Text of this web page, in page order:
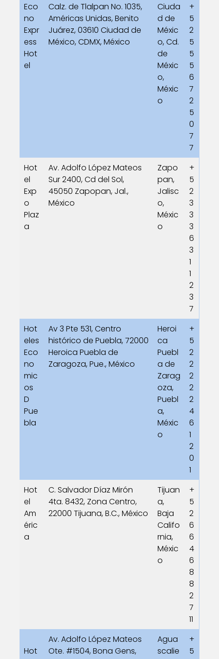
Eco
no
Expr
ess
Hot
el
Calz. de Tlalpan No. 1035,
Américas Unidas, Benito
Juárez, 03610 Ciudad de
México, CDMX, México
Ciuda
d de
Méxic
o, Cd.
de
Méxic
o,
Méxic
o
+
5
2
5
5
5
6
7
2
5
0
7
7
Hot
el
Exp
o
Plaz
a
Av. Adolfo López Mateos
Sur 2400, Cd del Sol,
45050 Zapopan, Jal.,
México
Zapo
pan,
Jalisc
o,
Méxic
o
+
5
2
3
3
3
6
3
1
1
2
3
7
Hot
eles
Eco
no
mic
os
D
Pue
bla
Av 3 Pte 531, Centro
histórico de Puebla, 72000
Heroica Puebla de
Zaragoza, Pue., México
Heroi
ca
Puebl
a de
Zarag
oza,
Puebl
a,
Méxic
o
+
5
2
2
2
2
2
4
6
1
2
0
1
Hot
el
Am
éric
a
C. Salvador Díaz Mirón
4ta. 8432, Zona Centro,
22000 Tijuana, B.C., México
Tijuan
a,
Baja
Califo
rnia,
Méxic
o
+
5
2
6
6
4
6
8
8
2
7
11
Hot
Av. Adolfo López Mateos
Ote. #1504, Bona Gens,
Agua
scalie
+
5